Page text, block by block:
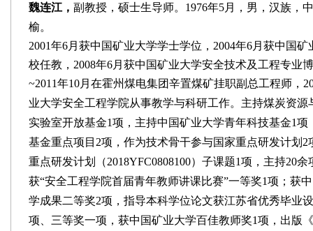
魏连江， 副教授，硕士生导师。 1976年5月，男，汉族，
榆。
2001年6月获中国矿业大学学士学位，2004年6月获中国
校任教，2008年6月获中国矿业大学安全技术及工程专业
~2011年10月在霍州煤电集团辛置煤矿挂职副总工程师，
业大学安全工程学院从事教学与科研工作。主持煤炭资源
实验室开放基金1项，主持中国矿业大学青年科技基金1项
基金重点项目2项，作为技术骨干参与国家重点研发计划 2
重点研发计划（2018YFC0808100）子课题1项，主持20余
获“安全工程学院首届青年教师讲课比赛”一等奖1项；获
学成果二等奖2项，指导本科学位论文获江苏省优秀毕业
项、三等奖一项，获中国矿业大学百佳教师奖1项，出版